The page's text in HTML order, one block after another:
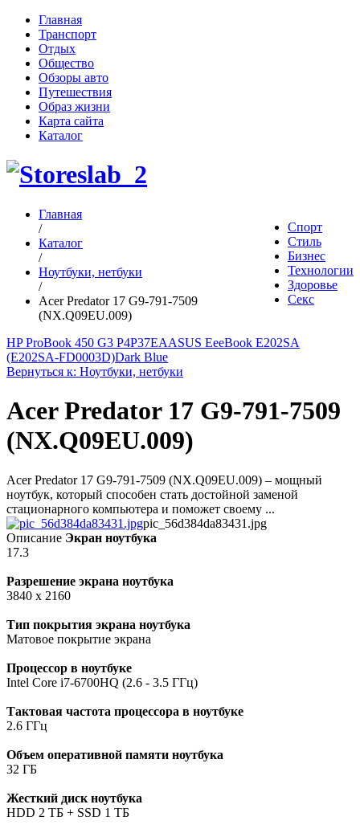
Главная
Транспорт
Отдых
Общество
Обзоры авто
Путешествия
Образ жизни
Карта сайта
Каталог
Спорт
Стиль
Бизнес
Технологии
Здоровье
Секс
Главная
/
Каталог
/
Ноутбуки, нетбуки
/
Acer Predator 17 G9-791-7509
(NX.Q09EU.009)
HP ProBook 450 G3 P4P37EAASUS EeeBook E202SA
(E202SA-FD0003D)Dark Blue
Вернуться к: Ноутбуки, нетбуки
Acer Predator 17 G9-791-7509
(NX.Q09EU.009)
Acer Predator 17 G9-791-7509 (NX.Q09EU.009) – мощный
ноутбук, который способен стать достойной заменой
стационарного компьютера и поможет своему ...
pic_56d384da83431.jpg
Описание Экран ноутбука
17.3
Разрешение экрана ноутбука
3840 x 2160
Тип покрытия экрана ноутбука
Матовое покрытие экрана
Процессор в ноутбуке
Intel Core i7-6700HQ (2.6 - 3.5 ГГц)
Тактовая частота процессора в ноутбуке
2.6 ГГц
Объем оперативной памяти ноутбука
32 ГБ
Жесткий диск ноутбука
HDD 2 ТБ + SSD 1 ТБ